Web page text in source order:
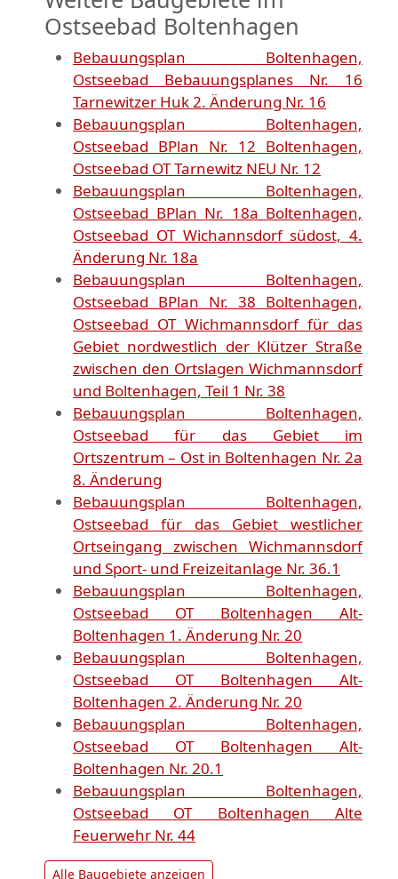
Ostseebad Boltenhagen
Bebauungsplan Boltenhagen,
Ostseebad Bebauungsplanes Nr. 16
Tarnewitzer Huk 2. Änderung Nr. 16
Bebauungsplan Boltenhagen,
Ostseebad BPlan Nr. 12 Boltenhagen,
Ostseebad OT Tarnewitz NEU Nr. 12
Bebauungsplan Boltenhagen,
Ostseebad BPlan Nr. 18a Boltenhagen,
Ostseebad OT Wichannsdorf südost, 4.
Änderung Nr. 18a
Bebauungsplan Boltenhagen,
Ostseebad BPlan Nr. 38 Boltenhagen,
Ostseebad OT Wichmannsdorf für das
Gebiet nordwestlich der Klützer Straße
zwischen den Ortslagen Wichmannsdorf
und Boltenhagen, Teil 1 Nr. 38
Bebauungsplan Boltenhagen,
Ostseebad für das Gebiet im
Ortszentrum – Ost in Boltenhagen Nr. 2a
8. Änderung
Bebauungsplan Boltenhagen,
Ostseebad für das Gebiet westlicher
Ortseingang zwischen Wichmannsdorf
und Sport- und Freizeitanlage Nr. 36.1
Bebauungsplan Boltenhagen,
Ostseebad OT Boltenhagen Alt-
Boltenhagen 1. Änderung Nr. 20
Bebauungsplan Boltenhagen,
Ostseebad OT Boltenhagen Alt-
Boltenhagen 2. Änderung Nr. 20
Bebauungsplan Boltenhagen,
Ostseebad OT Boltenhagen Alt-
Boltenhagen Nr. 20.1
Bebauungsplan Boltenhagen,
Ostseebad OT Boltenhagen Alte
Feuerwehr Nr. 44
Alle Baugebiete anzeigen